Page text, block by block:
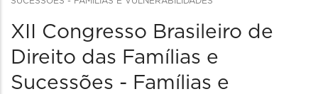
XII Congresso Brasileiro de
Direito das Famílias e
Sucessões - Famílias e